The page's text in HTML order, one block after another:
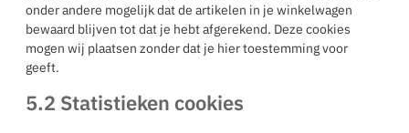
onder andere mogelijk dat de artikelen in je winkelwagen
bewaard blijven tot dat je hebt afgerekend. Deze cookies
mogen wij plaatsen zonder dat je hier toestemming voor
geeft.
5.2 Statistieken cookies